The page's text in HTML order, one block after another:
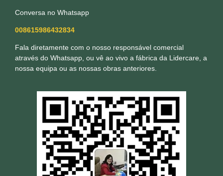
Conversa no Whatsapp
008615986432834
Fala diretamente com o nosso responsável comercial
através do Whatsapp, ou vê ao vivo a fábrica da Lidercare, a
nossa equipa ou as nossas obras anteriores.